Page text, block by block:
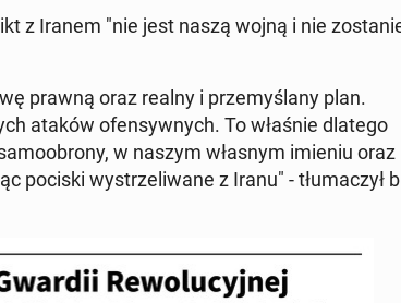
z Iranem "nie jest naszą wojną i nie
prawną oraz realny i prze­my­śla­ny plan.
ataków ofen­syw­nych. To właśnie dlatego
w naszym własnym imieniu oraz
pociski wy­strze­li­wa­ne z Iranu" - tłu­ma­czył